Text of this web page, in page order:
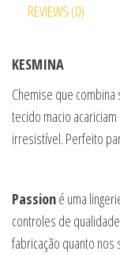
REVIEWS (0)
KESMINA
Chemise que
tecido macio
irresistível. Perfeito
Passioné uma
controles de
fabricação quanto